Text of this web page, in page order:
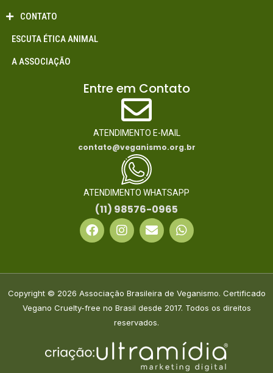
CONTATO
ESCUTA ÉTICA ANIMAL
A ASSOCIAÇÃO
Entre em Contato
ATENDIMENTO E-MAIL
contato@veganismo.org.br
ATENDIMENTO WHATSAPP
(11) 98576-0965
F
a
b
o
k
I
n
a
r
a
m
E
n
l
p
e
W
h
s
p
p
Copyright © 2026 Associação Brasileira de Veganismo. Certificado
Vegano Cruelty-free no Brasil desde 2017. Todos os direitos
reservados.